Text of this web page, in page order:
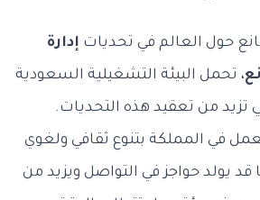
حول العالم في تحديات إدارة
، تحمل البيئة التشغيلية السعودية
تزيد من تعقيد هذه التحديات.
في المملكة بتنوع ثقافي ولغوي
قد يولد حواجز في التواصل ويزيد من